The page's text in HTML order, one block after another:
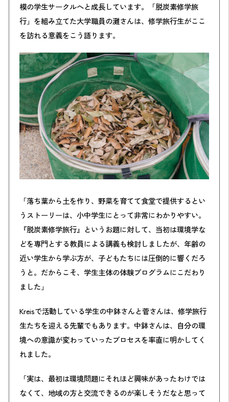
模の学生サークルへと成長しています。「脱炭素修学旅
行」を組み立てた大学職員の灘さんは、修学旅行生がここ
を訪れる意義をこう語ります。
「落ち葉から土を作り、野菜を育てて食堂で提供するとい
うストーリーは、小中学生にとって非常にわかりやすい。
『脱炭素修学旅行』というお題に対して、当初は環境学な
どを専門とする教員による講義も検討しましたが、年齢の
近い学生から学ぶ方が、子どもたちには圧倒的に響くだろ
うと。だからこそ、学生主体の体験プログラムにこだわり
ました」
Kreisで活動している学生の中鉢さんと菅さんは、修学旅行
生たちを迎える先輩でもあります。中鉢さんは、自分の環
境への意識が変わっていったプロセスを率直に明かしてく
れました。
「実は、最初は環境問題にそれほど興味があったわけでは
なくて、地域の方と交流できるのが楽しそうだなと思って